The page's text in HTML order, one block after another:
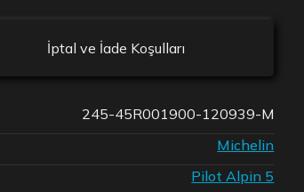
İptal ve İade Koşulları
245-45R001900-120939-M
Michelin
Pilot Alpin 5